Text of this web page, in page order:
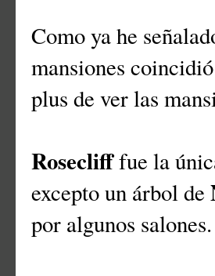
Como ya he
mansiones
plus de ver las
Roseclifffue la
excepto un árbol de
por algunos salones.